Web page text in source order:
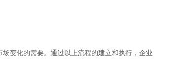
变化的需要。‌通过以上流程的建立和执行，‌企业